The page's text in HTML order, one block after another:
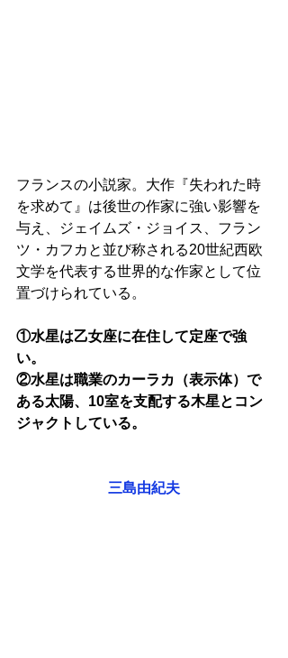
フランスの小説家。大作『失われた時
を求めて』は後世の作家に強い影響を
与え、ジェイムズ・ジョイス、フラン
ツ・カフカと並び称される20世紀西欧
文学を代表する世界的な作家として位
置づけられている。
①水星は乙女座に在住して定座で強
い。
②水星は職業のカーラカ（表示体）で
ある太陽、10室を支配する木星とコン
ジャクトしている。
三島由紀夫